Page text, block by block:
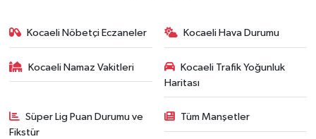
Kocaeli Nöbetçi Eczaneler Kocaeli Hava Durumu
Kocaeli Namaz Vakitleri
Kocaeli Trafik Yoğunluk
Haritası
Süper Lig Puan Durumu ve
Fikstür
Tüm Manşetler